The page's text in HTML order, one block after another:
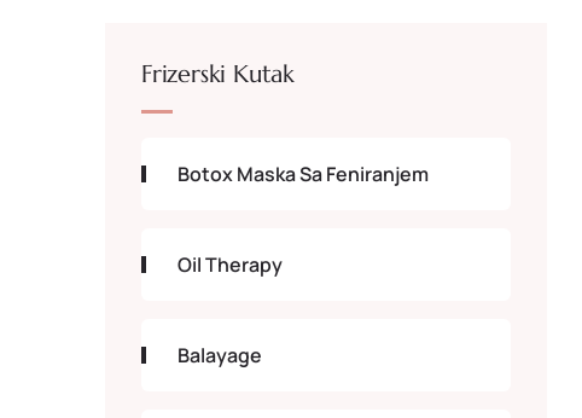
Frizerski Kutak
Botox Maska Sa Feniranjem
Oil Therapy
Balayage